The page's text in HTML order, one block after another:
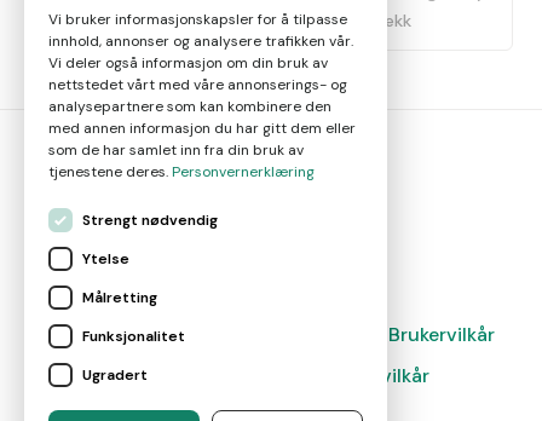
dekk
smart
Magasin Nyheter
Brukervilkår
Leverandørvilkår
Leverandørvilkår
Vi bruker informasjonskapsler for å tilpasse
innhold, annonser og analysere trafikken vår.
Vi deler også informasjon om din bruk av
nettstedet vårt med våre annonserings- og
analysepartnere som kan kombinere den
med annen informasjon du har gitt dem eller
som de har samlet inn fra din bruk av
tjenestene deres.Personvernerklæring
Strengt nødvendig
Ytelse
Målretting
Funksjonalitet
Ugradert